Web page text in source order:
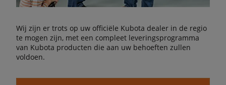
Wij zijn er trots op uw officiële Kubota dealer in de regio
te mogen zijn, met een compleet leveringsprogramma
van Kubota producten die aan uw behoeften zullen
voldoen.